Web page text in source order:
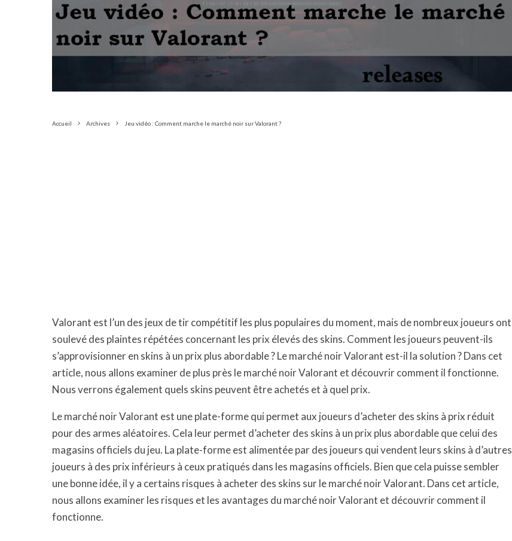
Accueil Archives Jeu vidéo : Comment marche le marché noir sur Valorant ?
Valorant est l’un des jeux de tir compétitif les plus populaires du moment, mais de nombreux joueurs ont
soulevé des plaintes répétées concernant les prix élevés des skins. Comment les joueurs peuvent-ils
s’approvisionner en skins à un prix plus abordable ? Le marché noir Valorant est-il la solution ? Dans cet
article, nous allons examiner de plus près le marché noir Valorant et découvrir comment il fonctionne.
Nous verrons également quels skins peuvent être achetés et à quel prix.
Le marché noir Valorant est une plate-forme qui permet aux joueurs d’acheter des skins à prix réduit
pour des armes aléatoires. Cela leur permet d’acheter des skins à un prix plus abordable que celui des
magasins officiels du jeu. La plate-forme est alimentée par des joueurs qui vendent leurs skins à d’autres
joueurs à des prix inférieurs à ceux pratiqués dans les magasins officiels. Bien que cela puisse sembler
une bonne idée, il y a certains risques à acheter des skins sur le marché noir Valorant. Dans cet article,
nous allons examiner les risques et les avantages du marché noir Valorant et découvrir comment il
fonctionne.